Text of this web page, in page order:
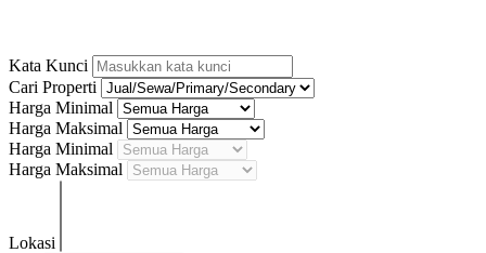
Kata Kunci
Cari Properti
Harga Minimal
Harga Maksimal
Harga Minimal
Harga Maksimal
Lokasi